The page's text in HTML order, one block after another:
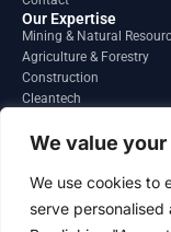
We value
We use cookies to
serve
Our Expertise
Mining & Natural
Agriculture & Forestry
Construction
Cleantech
Regions
South America
North America
Contact